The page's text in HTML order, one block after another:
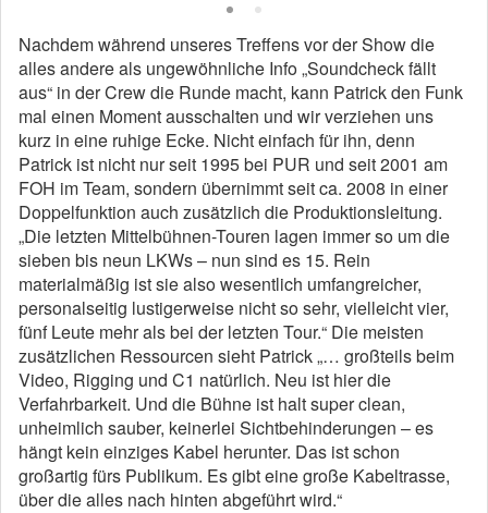
Nachdem während unseres Treffens vor der Show die
alles andere als ungewöhnliche Info „Soundcheck fällt
aus“ in der Crew die Runde macht, kann Patrick den Funk
mal einen Moment ausschalten und wir verziehen uns
kurz in eine ruhige Ecke. Nicht einfach für ihn, denn
Patrick ist nicht nur seit 1995 bei PUR und seit 2001 am
FOH im Team, sondern übernimmt seit ca. 2008 in einer
Doppelfunktion auch zusätzlich die Produktionsleitung.
„Die letzten Mittelbühnen-Touren lagen immer so um die
sieben bis neun LKWs – nun sind es 15. Rein
materialmäßig ist sie also wesentlich umfangreicher,
personalseitig lustigerweise nicht so sehr, vielleicht vier,
fünf Leute mehr als bei der letzten Tour.“ Die meisten
zusätzlichen Ressourcen sieht Patrick „… großteils beim
Video, Rigging und C1 natürlich. Neu ist hier die
Verfahrbarkeit. Und die Bühne ist halt super clean,
unheimlich sauber, keinerlei Sichtbehinderungen – es
hängt kein einziges Kabel herunter. Das ist schon
großartig fürs Publikum. Es gibt eine große Kabeltrasse,
über die alles nach hinten abgeführt wird.“